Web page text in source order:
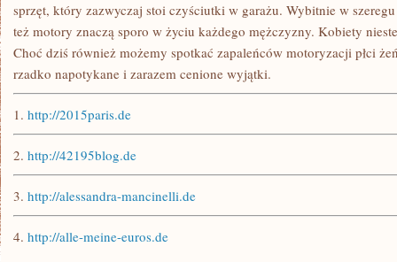
sprzęt, który zazwyczaj stoi czyściutki w garażu. Wybitnie w
też motory znaczą sporo w życiu każdego mężczyzny. Kobiety
Choć dziś również możemy spotkać zapaleńców motoryzacji płci
rzadko napotykane i zarazem cenione wyjątki.
1. http://2015paris.de
2. http://42195blog.de
3. http://alessandra-mancinelli.de
4. http://alle-meine-euros.de